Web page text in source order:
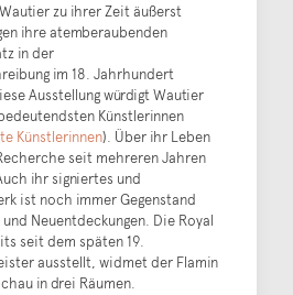
zu ihrer Zeit äußerst
ihre atemberaubenden
in der
im 18. Jahrhundert
Ausstellung würdigt Wautier
Künstlerinnen
Künstlerinnen). Über ihr Leben
seit mehreren Jahren
ihr signiertes und
ist noch immer Gegenstand
Neuentdeckungen. Die Royal
seit dem späten 19.
ausstellt, widmet der Flamin
in drei Räumen.